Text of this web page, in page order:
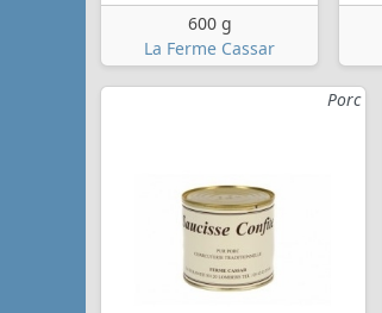
600 g
La Ferme Cassar
Porc